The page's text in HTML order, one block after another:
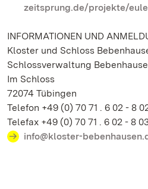
zeitsprung.de/projekte/
INFORMATIONEN UND
Kloster und Schloss
Schlossverwaltung
Im Schloss
72074 Tübingen
Telefon +49 (0) 70 71 . 6 02 - 8
Telefax +49 (0) 70 71 . 6 02 - 8
info@kloster-